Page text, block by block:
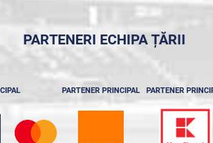
PARTENERI ECHIPA ȚĂRII
PARTENER PRINCIPAL PARTENER